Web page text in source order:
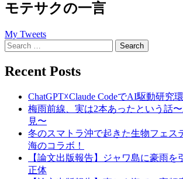
モテサクの一言
My Tweets
Search
for:
Recent Posts
ChatGPT☓Claude CodeでAI駆動研究
梅雨前線、実は2本あったという話
見〜
冬のスマトラ沖で起きた生物フェス
海のコラボ！
【論文出版報告】ジャワ島に豪雨を
正体